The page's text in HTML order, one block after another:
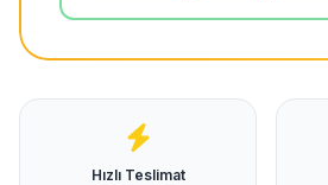
Hızlı Teslimat